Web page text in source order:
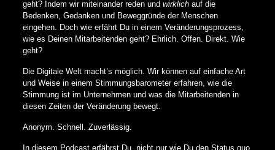
geht? Indem wir miteinander reden und wirklich auf die
Bedenken, Gedanken und Beweggründe der Menschen
eingehen. Doch wie erfährt Du in einem Veränderungsprozess,
wie es Deinen Mitarbeitenden geht? Ehrlich. Offen. Direkt. Wie
geht?
Die Digitale Welt macht’s möglich. Wir können auf einfache Art
und Weise in einem Stimmungsbarometer erfahren, wie die
Stimmung ist im Unternehmen und was die Mitarbeitenden in
diesen Zeiten der Veränderung bewegt.
Anonym. Schnell. Zuverlässig.
In diesem Podcast erfährst Du, nicht nur wie Du den Status quo